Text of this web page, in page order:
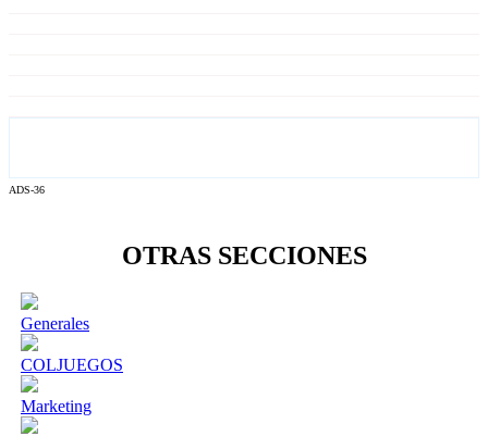
ADS-36
OTRAS SECCIONES
Generales
COLJUEGOS
Marketing